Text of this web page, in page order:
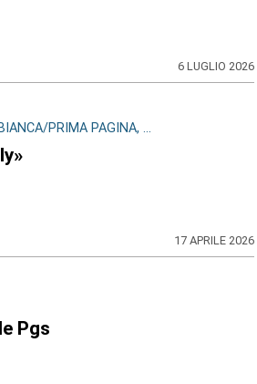
6 LUGLIO 2026
PRIMA PAGINA, ...
17 APRILE 2026
Pgs